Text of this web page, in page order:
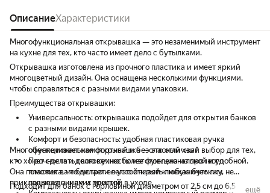
ОписаниеХарактеристики
Многофункциональная открывашка — это незаменимый инструмент
на кухне для тех, кто часто имеет дело с бутылками.
Открывашка изготовлена из прочного пластика и имеет яркий
многоцветный дизайн. Она оснащена несколькими функциями,
чтобы справляться с разными видами упаковки.
Преимущества открывашки:
Универсальность: открывашка подойдет для открытия банков
с разными видами крышек.
Комфорт и безопасность: удобная пластиковая ручка
обеспечивает комфортный и безопасный хват.
Прочность и долговечность: изготовлена из прочного
пластика, что делает ее устойчивой к механическим
повреждениям и простой в уходе.
Многофункциональная открывашка — это отличный выбор для тех,
кто хочет сделать свою кухню более функциональной и удобной.
Она поможет вам быстро и легко открыть любую бутылку, не
прикладывая никаких усилий.
Подходит для банок с горловиной диаметром от 2,5 см до 6,5 смещё